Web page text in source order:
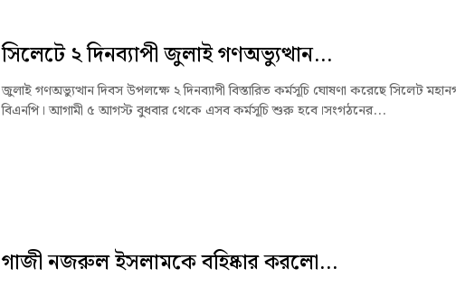
সিলেটে ২ দিনব্যাপী জুলাই গণঅভ্যুত্থান...
জুলাই গণঅভ্যুত্থান দিবস উপলক্ষে ২ দিনব্যাপী বিস্তারিত কর্মসূচি ঘোষণা করেছে সিলেট
বিএনপি। আগামী ৫ আগস্ট বুধবার থেকে এসব কর্মসূচি শুরু হবে।সংগঠনের...
গাজী নজরুল ইসলামকে বহিষ্কার করলো...